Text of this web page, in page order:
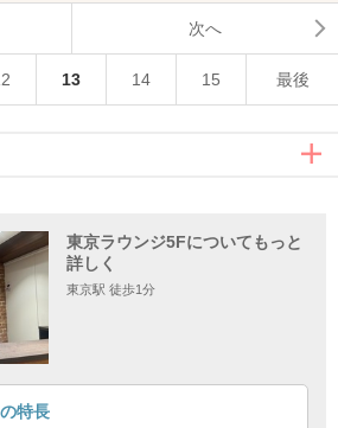
次へ
13 14 15 最後
下からのアクセス
東京ラウンジ5Fについてもっと
詳しく
東京駅 徒歩1分
特長